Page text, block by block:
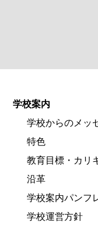
学校案内
学校からのメッ
特色
教育目標・カリ
沿革
学校案内パンフ
学校運営方針